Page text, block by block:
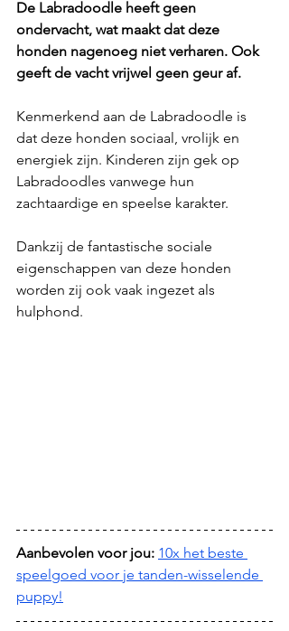
De Labradoodle heeft geen
ondervacht, wat maakt dat deze
honden nagenoeg niet verharen. Ook
geeft de vacht vrijwel geen geur af.
Kenmerkend aan de Labradoodle is
dat deze honden sociaal, vrolijk en
energiek zijn. Kinderen zijn gek op
Labradoodles vanwege hun
zachtaardige en speelse karakter.
Dankzij de fantastische sociale
eigenschappen van deze honden
worden zij ook vaak ingezet als
hulphond.
Aanbevolen voor jou: 10x het beste
speelgoed voor je tanden-wisselende
puppy!